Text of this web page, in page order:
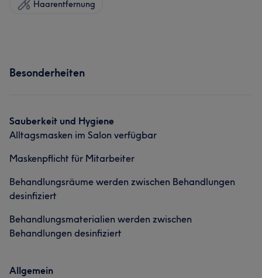
Haarentfernung
Besonderheiten
Sauberkeit und Hygiene
Alltagsmasken im Salon verfügbar
Maskenpflicht für Mitarbeiter
Behandlungsräume werden zwischen Behandlungen
desinfiziert
Behandlungsmaterialien werden zwischen
Behandlungen desinfiziert
Allgemein